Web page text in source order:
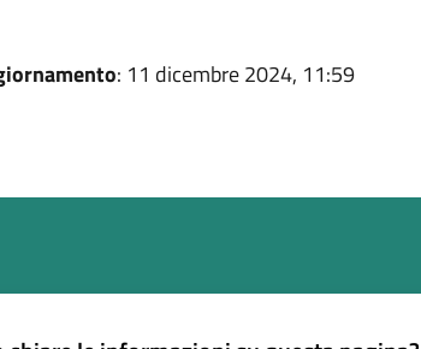
: 11 dicembre 2024, 11:59